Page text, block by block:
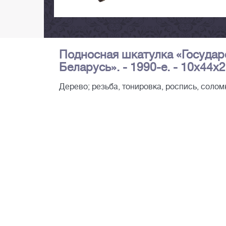
Подносная шкатулка
Беларусь». - 1990-е. -
Дерево; резьба, тонировка, роспись,